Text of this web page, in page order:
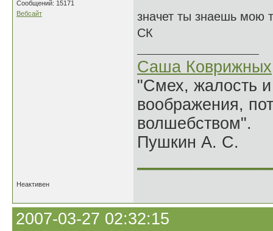
Сообщений: 15171
Вебсайт
значет ты знаешь мою
СК
Саша Коврижных
"Смех, жалость
воображения,
волшебством".
Пушкин А. С.
Неактивен
2007-03-27 02:32:15